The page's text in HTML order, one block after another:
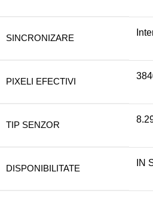
SINCRONIZARE
PIXELI EFECTIVI
TIP SENZOR
DISPONIBILITATE
IN